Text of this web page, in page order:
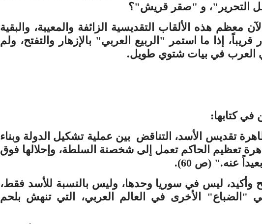
التحرير"، و "صقر قريش"؟
معظم هذه الألقاب التقديسية الزائفة والمعيبة، والبقية
إذا ما استمر "الربيع العربي" بالإزهار والتفتح، ولم
العرب في بيات شتوي طويل.
في كتابها:
تقديس الأسد، التناقض بين عملية تشكيل الدولة وبناء
تعظيم الحاكم تعمل إلى شخصنة السلطة، وإحلالها فوق
عنه." (ص 60).
وأكيد، ليس في سوريا وحدها، وليس بالنسبة للأسد فقط،
"الضباع" الأخرى في العالم العربي، التي تنهش بلحم